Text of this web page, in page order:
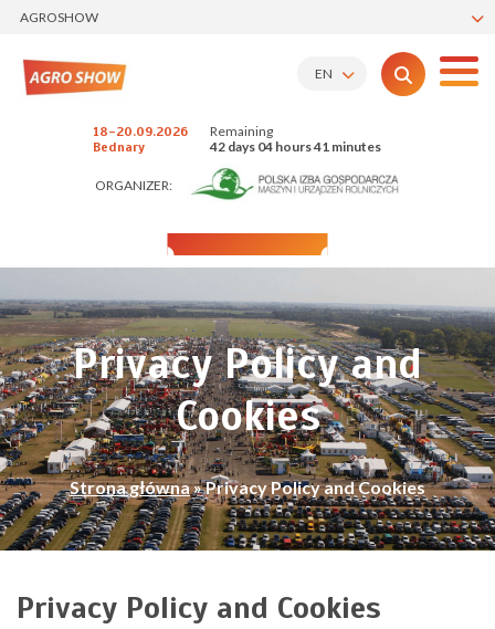
AGROSHOW
18-20.09.2026
Bednary
Remaining
42 days 04 hours 41 minutes
ORGANIZER:
EN
Privacy Policy and
Cookies
Strona główna»Privacy Policy and Cookies
Privacy Policy and Cookies